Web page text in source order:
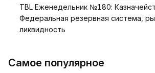
TBL Еженедельник №180:
Федеральная резервная система,
ликвидность
Самое популярное